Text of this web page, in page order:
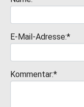
E-Mail-Adresse:*
Kommentar:*